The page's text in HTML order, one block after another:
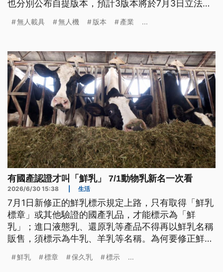
也分別公布自提版本，預計3版本將於7月3日立法院
有何不同？又有哪些缺點？
無人載具 無人機 版本 產業 ...
有國產認證才叫「鮮乳」 7/1動物乳新名一次看
2026/6/30 15:38 生活
7月1日新修正的鮮乳標示規定上路，只有取得「鮮乳
標章」或其他驗證的國產乳品，才能標示為「鮮
乳」；進口液態乳、還原乳等產品不得再以鮮乳名稱
販售，須標示為牛乳、羊乳等名稱。為何要修正鮮乳
鮮乳 標章 保久乳 標示 ...